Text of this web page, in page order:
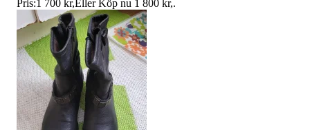
Pris:1 700 kr,Eller Köp nu 1 800 kr,.